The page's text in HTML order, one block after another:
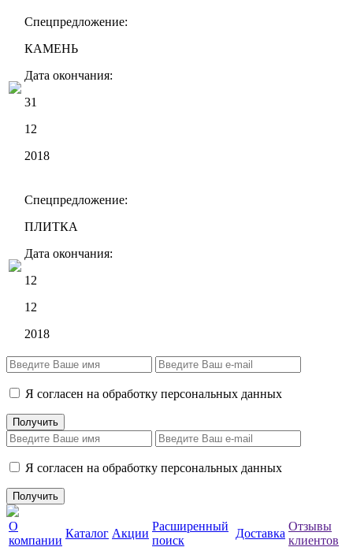
Спецпредложение:
КАМЕНЬ
Дата окончания:
31
12
2018
Спецпредложение:
ПЛИТКА
Дата окончания:
12
12
2018
Я согласен на обработку персональных данных
Я согласен на обработку персональных данных
О
компании
Каталог Акции
Расширенный
поиск
Доставка
Отзывы
клиентов